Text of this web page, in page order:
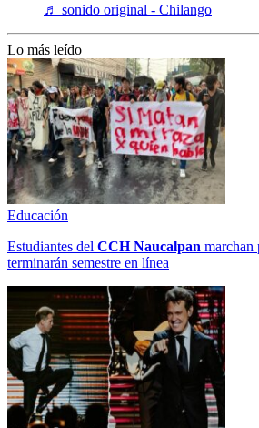
♬ sonido original - Chilango
Lo más leído
Educación
Estudiantes del CCH Naucalpan marchan
terminarán semestre en línea